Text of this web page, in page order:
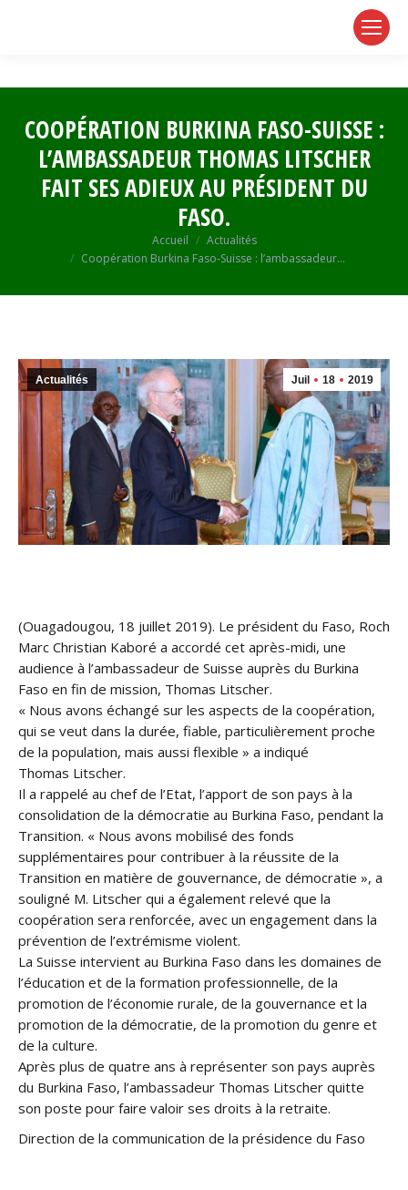
COOPÉRATION BURKINA FASO-SUISSE :
L’AMBASSADEUR THOMAS LITSCHER
FAIT SES ADIEUX AU PRÉSIDENT DU
FASO.
Accueil
Actualités
Coopération Burkina Faso-Suisse : l’ambassadeur…
Juil 18 2019
Actualités
(Ouagadougou, 18 juillet 2019). Le président du Faso, Roch
Marc Christian Kaboré a accordé cet après-midi, une
audience à l’ambassadeur de Suisse auprès du Burkina
Faso en fin de mission, Thomas Litscher.
« Nous avons échangé sur les aspects de la coopération,
qui se veut dans la durée, fiable, particulièrement proche
de la population, mais aussi flexible » a indiqué
Thomas Litscher.
Il a rappelé au chef de l’Etat, l’apport de son pays à la
consolidation de la démocratie au Burkina Faso, pendant la
Transition. « Nous avons mobilisé des fonds
supplémentaires pour contribuer à la réussite de la
Transition en matière de gouvernance, de démocratie », a
souligné M. Litscher qui a également relevé que la
coopération sera renforcée, avec un engagement dans la
prévention de l’extrémisme violent.
La Suisse intervient au Burkina Faso dans les domaines de
l’éducation et de la formation professionnelle, de la
promotion de l’économie rurale, de la gouvernance et la
promotion de la démocratie, de la promotion du genre et
de la culture.
Après plus de quatre ans à représenter son pays auprès
du Burkina Faso, l’ambassadeur Thomas Litscher quitte
son poste pour faire valoir ses droits à la retraite.
Direction de la communication de la présidence du Faso